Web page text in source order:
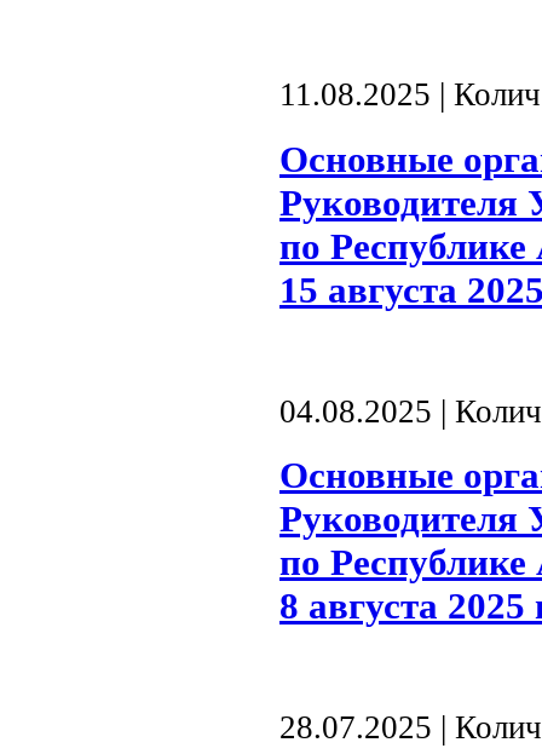
11.08.2025 |
Основные
Руководителя
по Республике
15 августа
04.08.2025 |
Основные
Руководителя
по Республике
8 августа 2025
28.07.2025 |